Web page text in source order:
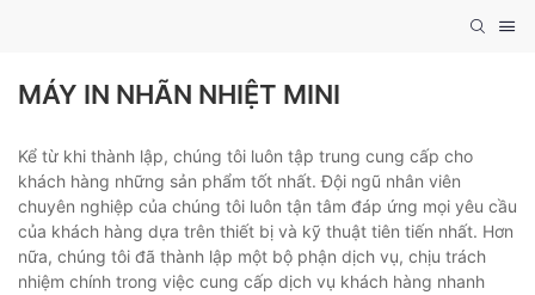
MÁY IN NHÃN NHIỆT MINI
Kể từ khi thành lập, chúng tôi luôn tập trung cung cấp cho
khách hàng những sản phẩm tốt nhất. Đội ngũ nhân viên
chuyên nghiệp của chúng tôi luôn tận tâm đáp ứng mọi yêu cầu
của khách hàng dựa trên thiết bị và kỹ thuật tiên tiến nhất. Hơn
nữa, chúng tôi đã thành lập một bộ phận dịch vụ, chịu trách
nhiệm chính trong việc cung cấp dịch vụ khách hàng nhanh